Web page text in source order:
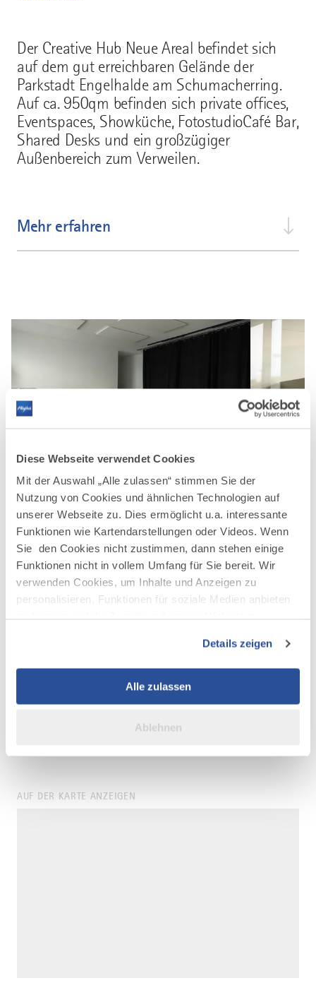
Diese Webseite verwendet Cookies
Mit der Auswahl „Alle zulassen“ stimmen Sie der
Nutzung von Cookies und ähnlichen Technologien auf
unserer Webseite zu. Dies ermöglicht u.a. interessante
Funktionen wie Kartendarstellungen oder Videos. Wenn
Sie den Cookies nicht zustimmen, dann stehen einige
Funktionen nicht in vollem Umfang für Sie bereit. Wir
verwenden Cookies, um Inhalte und Anzeigen zu
personalisieren, Funktionen für soziale Medien anbieten
Verwendung unserer Website an unsere Partner für
soziale Medien, Werbung und Analysen weiter. Unsere
Partner führen diese Informationen möglicherweise mit
weiteren Daten zusammen, die Sie ihnen bereitgestellt
Details zeigen
Alle zulassen
Ablehnen
Der Creative Hub Neue Areal befindet sich
auf dem gut erreichbaren Gelände der
Parkstadt Engelhalde am Schumacherring.
Auf ca. 950qm befinden sich private offices,
Eventspaces, Showküche, FotostudioCafé Bar,
Shared Desks und ein großzügiger
Außenbereich zum Verweilen.
Mehr erfahren
Besprechungsraum im Neue Areal
©
AUF DER KARTE ANZEIGEN